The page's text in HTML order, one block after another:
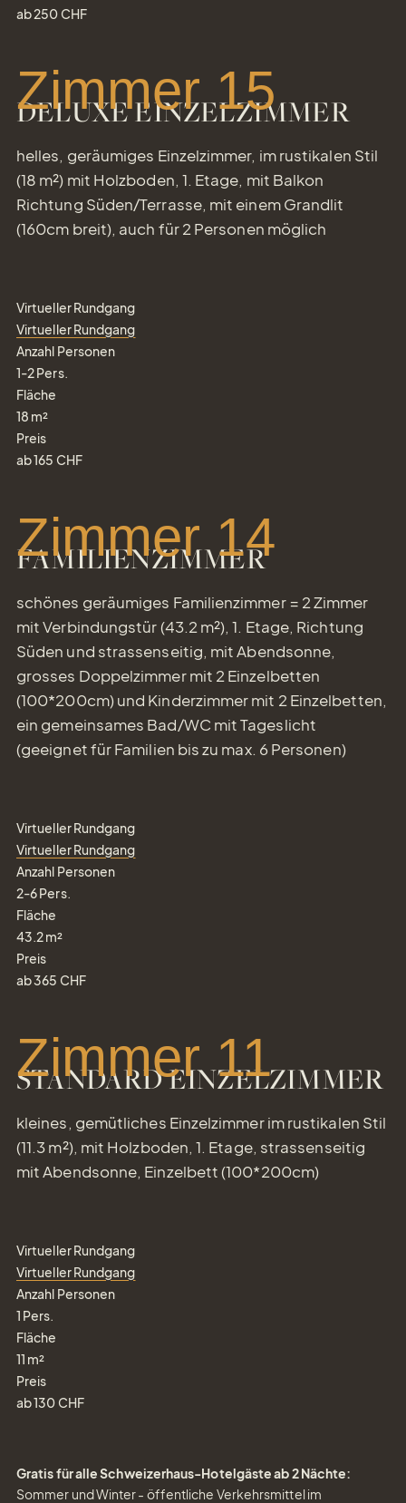
ab250 CHF
DELUXE EINZELZIMMER
Zimmer 15
helles, geräumiges Einzelzimmer, im rustikalen Stil
(18 m²) mit Holzboden, 1. Etage, mit Balkon
Richtung Süden/Terrasse, mit einem Grandlit
(160cm breit), auch für 2 Personen möglich
Virtueller Rundgang
Virtueller Rundgang
Anzahl Personen
1-2Pers.
Fläche
18 m²
Preis
ab165 CHF
FAMILIENZIMMER
Zimmer 14
schönes geräumiges Familienzimmer = 2 Zimmer
mit Verbindungstür (43.2 m²), 1. Etage, Richtung
Süden und strassenseitig, mit Abendsonne,
grosses Doppelzimmer mit 2 Einzelbetten
(100*200cm) und Kinderzimmer mit 2 Einzelbetten,
ein gemeinsames Bad/WC mit Tageslicht
(geeignet für Familien bis zu max. 6 Personen)
Virtueller Rundgang
Virtueller Rundgang
Anzahl Personen
2-6Pers.
Fläche
43.2m²
Preis
ab365 CHF
STANDARD EINZELZIMMER
Zimmer 11
kleines, gemütliches Einzelzimmer im rustikalen Stil
(11.3 m²), mit Holzboden, 1. Etage, strassenseitig
mit Abendsonne, Einzelbett (100*200cm)
Virtueller Rundgang
Virtueller Rundgang
Anzahl Personen
1 Pers.
Fläche
11 m²
Preis
ab130 CHF
Gratis für alle Schweizerhaus-Hotelgäste ab 2 Nächte:
Sommer und Winter - öffentliche Verkehrsmittel im